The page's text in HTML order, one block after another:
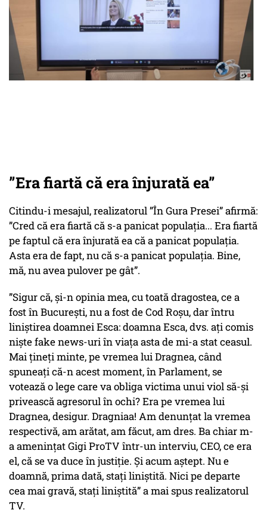
”Era fiartă că era înjurată ea”
Citindu-i mesajul, realizatorul ”În Gura Presei” afirmă:
”Cred că era fiartă că s-a panicat populația... Era fiartă
pe faptul că era înjurată ea că a panicat populația.
Asta era de fapt, nu că s-a panicat populația. Bine,
mă, nu avea pulover pe gât”.
”Sigur că, și-n opinia mea, cu toată dragostea, ce a
fost în București, nu a fost de Cod Roșu, dar întru
liniștirea doamnei Esca: doamna Esca, dvs. ați comis
niște fake news-uri în viața asta de mi-a stat ceasul.
Mai țineți minte, pe vremea lui Dragnea, când
spuneați că-n acest moment, în Parlament, se
votează o lege care va obliga victima unui viol să-și
privească agresorul în ochi? Era pe vremea lui
Dragnea, desigur. Dragniaa! Am denunțat la vremea
respectivă, am arătat, am făcut, am dres. Ba chiar m-
a amenințat Gigi ProTV într-un interviu, CEO, ce era
el, că se va duce în justiție. Și acum aștept. Nu e
doamnă, prima dată, stați liniștită. Nici pe departe
cea mai gravă, stați liniștită” a mai spus realizatorul
TV.